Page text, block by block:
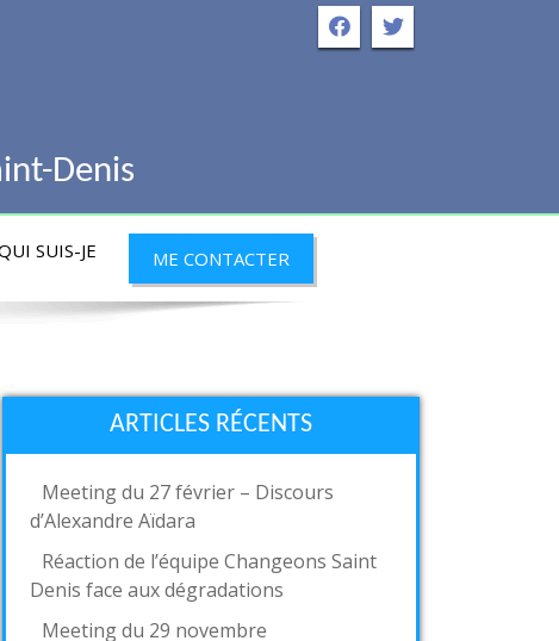
Denis
SUIS-JE ME CONTACTER
ARTICLES RÉCENTS
Meeting du 27 février – Discours
d’Alexandre Aïdara
Réaction de l’équipe Changeons Saint
Denis face aux dégradations
Meeting du 29 novembre